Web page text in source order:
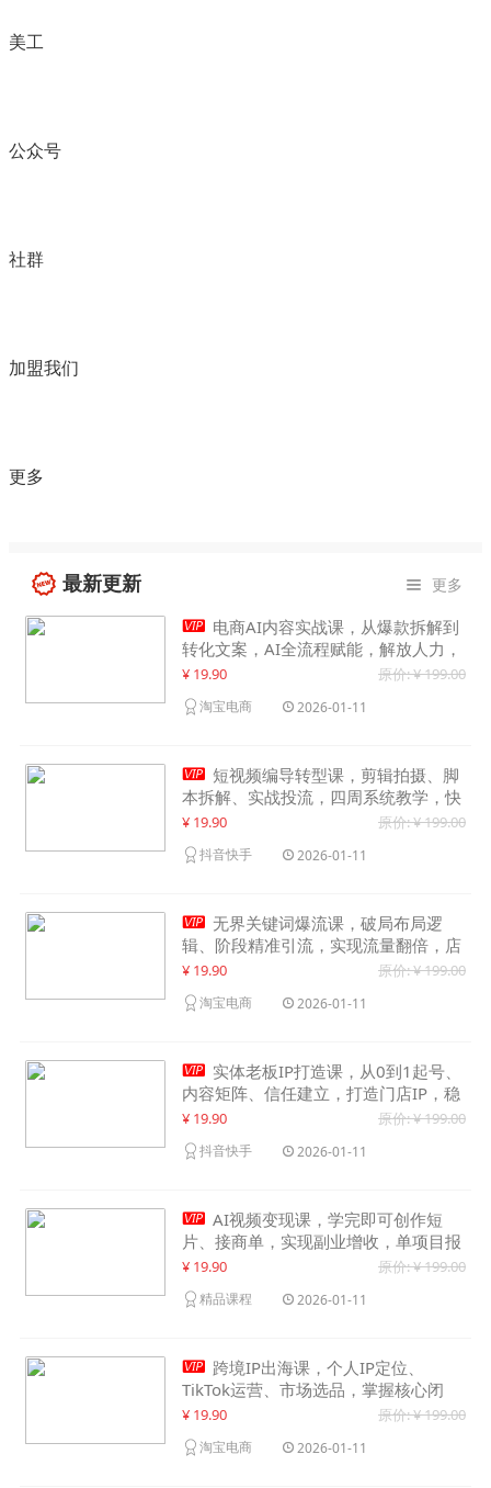
美工
公众号
社群
加盟我们
更多
最新更新  更多
 电商AI内容实战课，从爆款拆解到
转化文案，AI全流程赋能，解放人力，
单月节省内容成本数万元
¥ 19.90 原价: ¥ 199.00
淘宝电商 2026-01-11
 短视频编导转型课，剪辑拍摄、脚
本拆解、实战投流，四周系统教学，快
速入行月入2w+
¥ 19.90 原价: ¥ 199.00
抖音快手 2026-01-11
 无界关键词爆流课，破局布局逻
辑、阶段精准引流，实现流量翻倍，店
铺业绩增长50%+
¥ 19.90 原价: ¥ 199.00
淘宝电商 2026-01-11
 实体老板IP打造课，从0到1起号、
内容矩阵、信任建立，打造门店IP，稳
定获客增收
¥ 19.90 原价: ¥ 199.00
抖音快手 2026-01-11
 AI视频变现课，学完即可创作短
片、接商单，实现副业增收，单项目报
价可达千元
¥ 19.90 原价: ¥ 199.00
精品课程 2026-01-11
 跨境IP出海课，个人IP定位、
TikTok运营、市场选品，掌握核心闭
环，实现月入1万美金+
¥ 19.90 原价: ¥ 199.00
淘宝电商 2026-01-11